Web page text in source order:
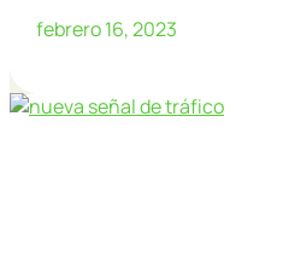
febrero 16, 2023